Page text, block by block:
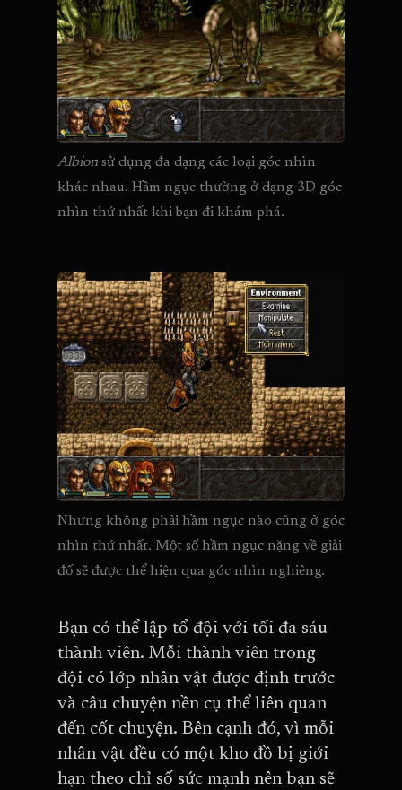
Albion sử dụng đa dạng các loại góc nhìn
khác nhau. Hầm ngục thường ở dạng 3D góc
nhìn thứ nhất khi bạn đi khám phá.
Nhưng không phải hầm ngục nào cũng ở góc
nhìn thứ nhất. Một số hầm ngục nặng về giải
đố sẽ được thể hiện qua góc nhìn nghiêng.
Bạn có thể lập tổ đội với tối đa sáu
thành viên. Mỗi thành viên trong
đội có lớp nhân vật được định trước
và câu chuyện nền cụ thể liên quan
đến cốt chuyện. Bên cạnh đó, vì mỗi
nhân vật đều có một kho đồ bị giới
hạn theo chỉ số sức mạnh nên bạn sẽ